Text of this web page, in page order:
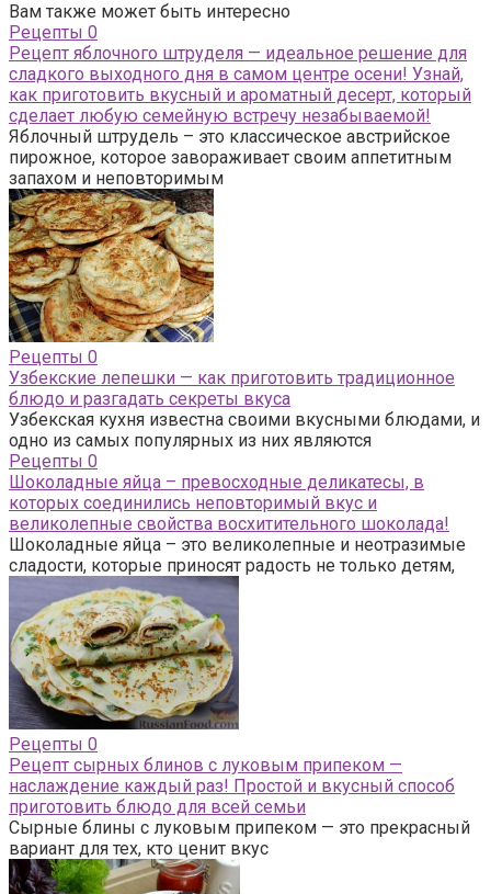
Вам также может быть интересно
Рецепты 0
Рецепт яблочного штруделя — идеальное решение для
сладкого выходного дня в самом центре осени! Узнай,
как приготовить вкусный и ароматный десерт, который
сделает любую семейную встречу незабываемой!
Яблочный штрудель – это классическое австрийское
пирожное, которое завораживает своим аппетитным
запахом и неповторимым
Рецепты 0
Узбекские лепешки — как приготовить традиционное
блюдо и разгадать секреты вкуса
Узбекская кухня известна своими вкусными блюдами, и
одно из самых популярных из них являются
Рецепты 0
Шоколадные яйца – превосходные деликатесы, в
которых соединились неповторимый вкус и
великолепные свойства восхитительного шоколада!
Шоколадные яйца – это великолепные и неотразимые
сладости, которые приносят радость не только детям,
Рецепты 0
Рецепт сырных блинов с луковым припеком —
наслаждение каждый раз! Простой и вкусный способ
приготовить блюдо для всей семьи
Сырные блины с луковым припеком — это прекрасный
вариант для тех, кто ценит вкус